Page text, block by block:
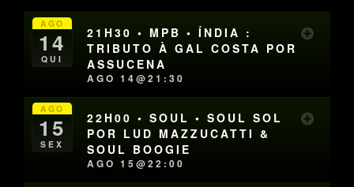
AGO
14
QUI
21H30 • MPB • ÍNDIA :
TRIBUTO À GAL COSTA POR
ASSUCENA
AGO 14@21:30
AGO
15
SEX
22H00 • SOUL • SOUL SOL
POR LUD MAZZUCATTI &
SOUL BOOGIE
AGO 15@22:00